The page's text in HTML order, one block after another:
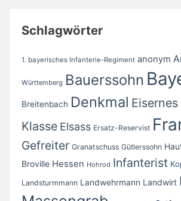
Schlagwörter
1. bayerisches Infanterie-Regiment anonym
Württemberg Bauerssohn
Breitenbach Denkmal
Klasse Elsass Ersatz-Reservist
Gefreiter Granatschuss Gütlerssohn
Broville Hessen Hohrod Infanterist
Landsturmmann Landwehrmann Landwirt